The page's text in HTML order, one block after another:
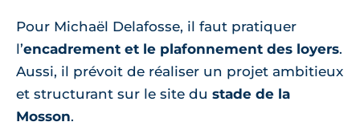
Pour Michaël Delafosse, il faut pratiquer
l’encadrement et le plafonnement des loyers.
Aussi, il prévoit de réaliser un projet ambitieux
et structurant sur le site du stade de la
Mosson.